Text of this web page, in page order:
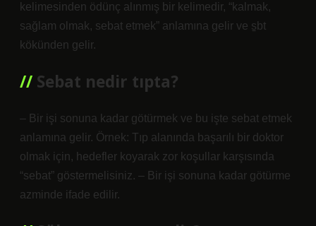
kelimesinden ödünç alınmış bir kelimedir, “kalmak,
sağlam olmak, sebat etmek” anlamına gelir ve s̠bt
kökünden gelir.
Sebat nedir tıpta?
– Bir işi sonuna kadar götürmek ve bu işte sebat etmek
anlamına gelir. Örnek: Tıp alanında başarılı bir doktor
olmak için, hedefler koyarak zor koşullar karşısında
“sebat” göstermelisiniz. – Bir işi sonuna kadar götürme
azminde ifade edilir.